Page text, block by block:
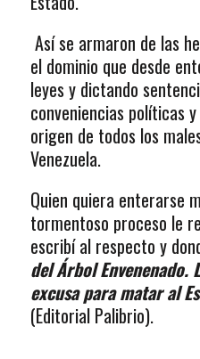
Así se armaron de las
el dominio que desde
leyes y dictando
conveniencias políticas
origen de todos los
Venezuela.
Quien quiera enterarse
tormentoso proceso le
escribí al respecto y
del Árbol
excusa para matar al
(Editorial Palibrio).